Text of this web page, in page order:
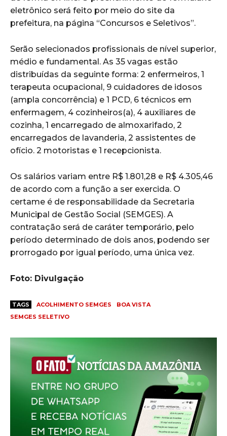
eletrônico será feito por meio do site da
prefeitura, na página “Concursos e Seletivos”.
Serão selecionados profissionais de nível superior,
médio e fundamental. As 35 vagas estão
distribuídas da seguinte forma: 2 enfermeiros, 1
terapeuta ocupacional, 9 cuidadores de idosos
(ampla concorrência) e 1 PCD, 6 técnicos em
enfermagem, 4 cozinheiros(a), 4 auxiliares de
cozinha, 1 encarregado de almoxarifado, 2
encarregados de lavanderia, 2 assistentes de
ofício. 2 motoristas e 1 recepcionista.
Os salários variam entre R$ 1.801,28 e R$ 4.305,46
de acordo com a função a ser exercida. O
certame é de responsabilidade da Secretaria
Municipal de Gestão Social (SEMGES). A
contratação será de caráter temporário, pelo
período determinado de dois anos, podendo ser
prorrogado por igual período, uma única vez.
Foto: Divulgação
TAGS ACOLHIMENTO SEMGES
BOA VISTA
SEMGES SELETIVO